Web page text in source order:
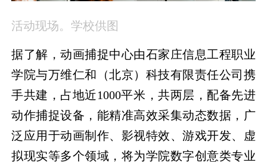
活动现场。学校供图
据了解，动画捕捉中心由石家庄信息工程职业
学院与万维仁和（北京）科技有限责任公司携
手共建，占地近1000平米，共两层，配备先进
动作捕捉设备，能精准高效采集动态数据，广
泛应用于动画制作、影视特效、游戏开发、虚
拟现实等多个领域，将为学院数字创意类专业